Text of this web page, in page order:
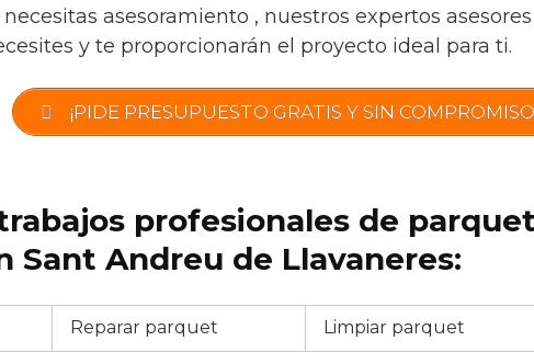
asesoramiento , nuestros expertos
y te proporcionarán el proyecto ideal para ti.
¡PIDE PRESUPUESTO GRATIS Y SIN
profesionales de
Sant Andreu de Llavaneres:
Reparar parquet Limpiar parquet